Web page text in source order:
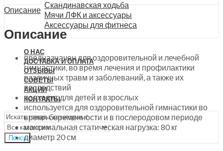
Скандинавская ходьба
Мячи ЛФК и аксессуары
Аксессуары для фитнеса
О НАС
ДОСТАВКА И ОПЛАТА
ОТЗЫВЫ
СОВЕТЫ
АКЦИИ
КОНТАКТЫ
Поиск
Описание
Описание
предназначен для оздоровительной и лечебной
гимнастики, во время лечения и профилактики
различных травм и заболеваний, а также их
последствий
подходит для детей и взрослых
используется для оздоровительной гимнастики во
время беременности и в послеродовом периоде
максимальная статическая нагрузка: 80 кг
диаметр 20 см